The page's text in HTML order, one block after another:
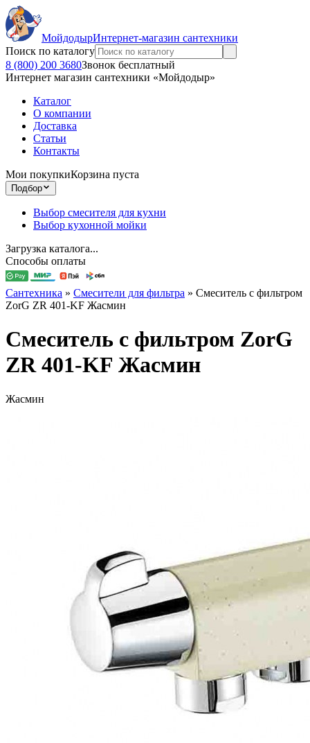
МойдодырИнтернет-магазин сантехники
Поиск по каталогу
8 (800) 200 3680Звонок бесплатный
Интернет магазин сантехники «Мойдодыр»
Каталог
О компании
Доставка
Статьи
Контакты
Мои покупкиКорзина пуста
Подбор
Выбор смесителя для кухни
Выбор кухонной мойки
Загрузка каталога...
Способы оплаты
Сантехника » Смесители для фильтра » Смеситель с фильтром
ZorG ZR 401-KF Жасмин
Смеситель с фильтром ZorG
ZR 401-KF Жасмин
Жасмин